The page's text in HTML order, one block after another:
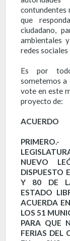
contundentes
que
ciudadano,
ambientales
redes
Es por
sometemos a
vote en este
proyecto de:
ACUERDO
NUEVO
DISPUESTO
Y 80 DE
ESTADO
ACUERDA
LOS 51
PARA QUE
FERIAS DEL